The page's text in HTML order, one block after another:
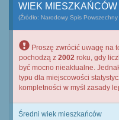
WIEK
(Źródło: Narodowy Spis
Proszę zwrócić uwagę na
pochodzą z 2002 roku, gdy
być mocno nieaktualne.
typu dla miejscowości
kompletności w myśl zasady
Średni wiek mieszkańców